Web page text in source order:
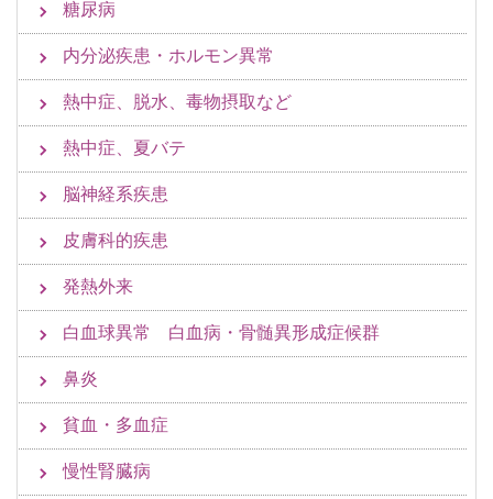
糖尿病
内分泌疾患・ホルモン異常
熱中症、脱水、毒物摂取など
熱中症、夏バテ
脳神経系疾患
皮膚科的疾患
発熱外来
白血球異常 白血病・骨髄異形成症候群
鼻炎
貧血・多血症
慢性腎臓病